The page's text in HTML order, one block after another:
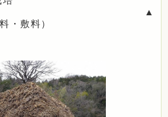
の生産 ▲
・敷料）